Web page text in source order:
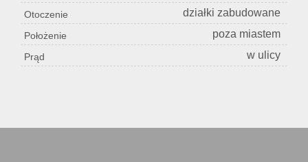
Otoczenie działki zabudowane
Położenie poza miastem
Prąd w ulicy